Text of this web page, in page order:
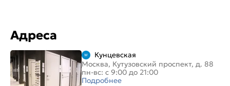
Адреса
Кунцевская
Москва, Кутузовский проспект, д. 88
пн-вс: с 9:00 до 21:00
Подробнее